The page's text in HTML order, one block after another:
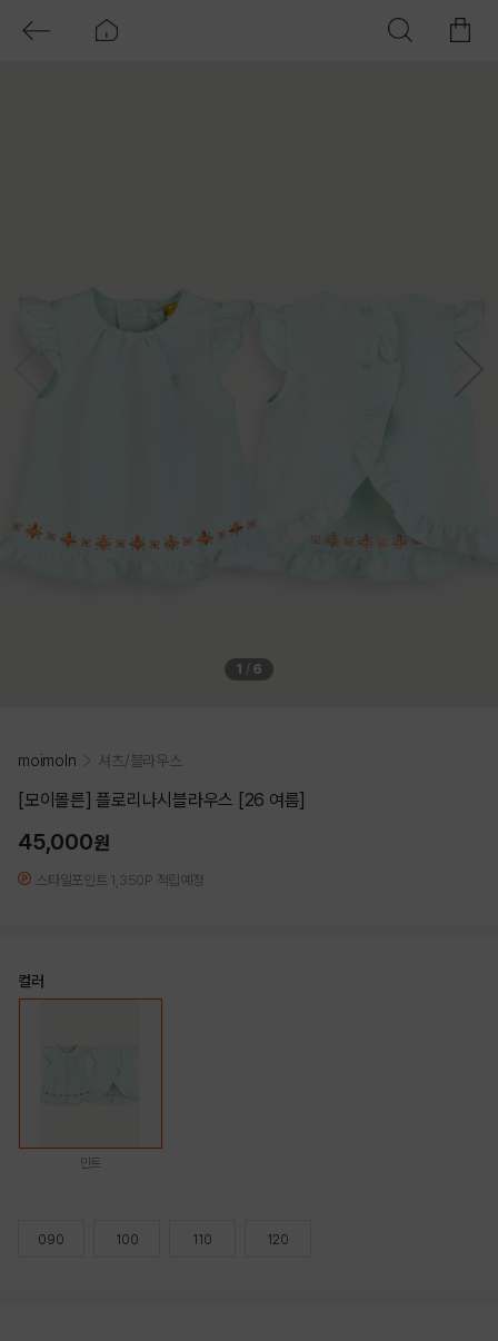
1 / 6
moimoln 셔츠/블라우스
[모이몰른] 플로리나시블라우스 [26 여름]
45,000원
스타일포인트 1,350P 적립예정
컬러
민트
090 100 110 120